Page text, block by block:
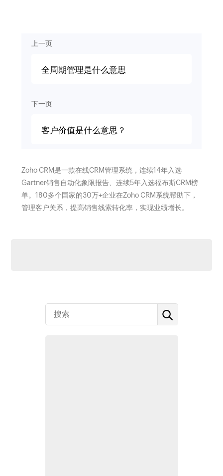
上一页
全周期管理是什么意思
下一页
客户价值是什么意思？
Zoho CRM是一款在线CRM管理系统，连续14年入选
Gartner销售自动化象限报告、连续5年入选福布斯CRM榜
单。180多个国家的30万+企业在Zoho CRM系统帮助下，
管理客户关系，提高销售线索转化率，实现业绩增长。